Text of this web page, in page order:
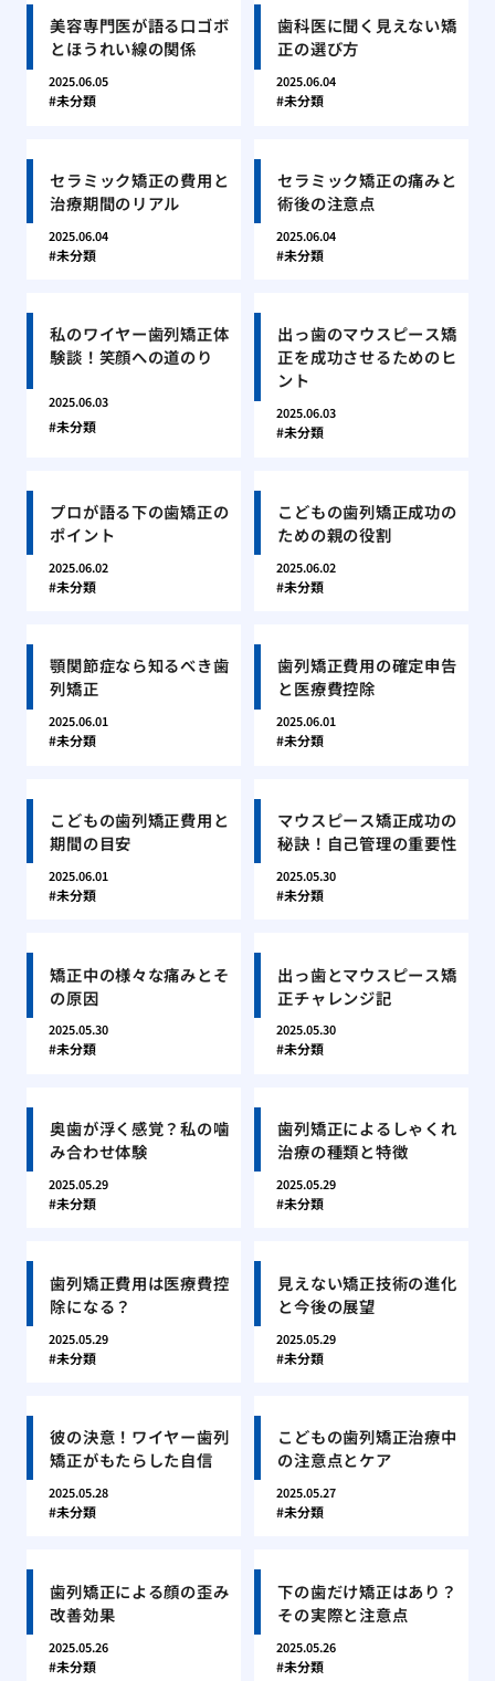
美容専門医が語る口ゴボ
とほうれい線の関係
2025.06.05
未分類
歯科医に聞く見えない矯
正の選び方
2025.06.04
未分類
セラミック矯正の費用と
治療期間のリアル
2025.06.04
未分類
セラミック矯正の痛みと
術後の注意点
2025.06.04
未分類
私のワイヤー歯列矯正体
験談！笑顔への道のり
2025.06.03
未分類
出っ歯のマウスピース矯
正を成功させるためのヒ
ント
2025.06.03
未分類
プロが語る下の歯矯正の
ポイント
2025.06.02
未分類
こどもの歯列矯正成功の
ための親の役割
2025.06.02
未分類
顎関節症なら知るべき歯
列矯正
2025.06.01
未分類
歯列矯正費用の確定申告
と医療費控除
2025.06.01
未分類
こどもの歯列矯正費用と
期間の目安
2025.06.01
未分類
マウスピース矯正成功の
秘訣！自己管理の重要性
2025.05.30
未分類
矯正中の様々な痛みとそ
の原因
2025.05.30
未分類
出っ歯とマウスピース矯
正チャレンジ記
2025.05.30
未分類
奥歯が浮く感覚？私の噛
み合わせ体験
2025.05.29
未分類
歯列矯正によるしゃくれ
治療の種類と特徴
2025.05.29
未分類
歯列矯正費用は医療費控
除になる？
2025.05.29
未分類
見えない矯正技術の進化
と今後の展望
2025.05.29
未分類
彼の決意！ワイヤー歯列
矯正がもたらした自信
2025.05.28
未分類
こどもの歯列矯正治療中
の注意点とケア
2025.05.27
未分類
歯列矯正による顔の歪み
改善効果
2025.05.26
未分類
下の歯だけ矯正はあり？
その実際と注意点
2025.05.26
未分類